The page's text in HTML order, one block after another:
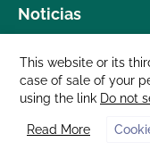
Noticias
Donar
Carreras
Sala de prensa
Contáctenos
This website or its
case of sale of your
using the link Do not
Read More